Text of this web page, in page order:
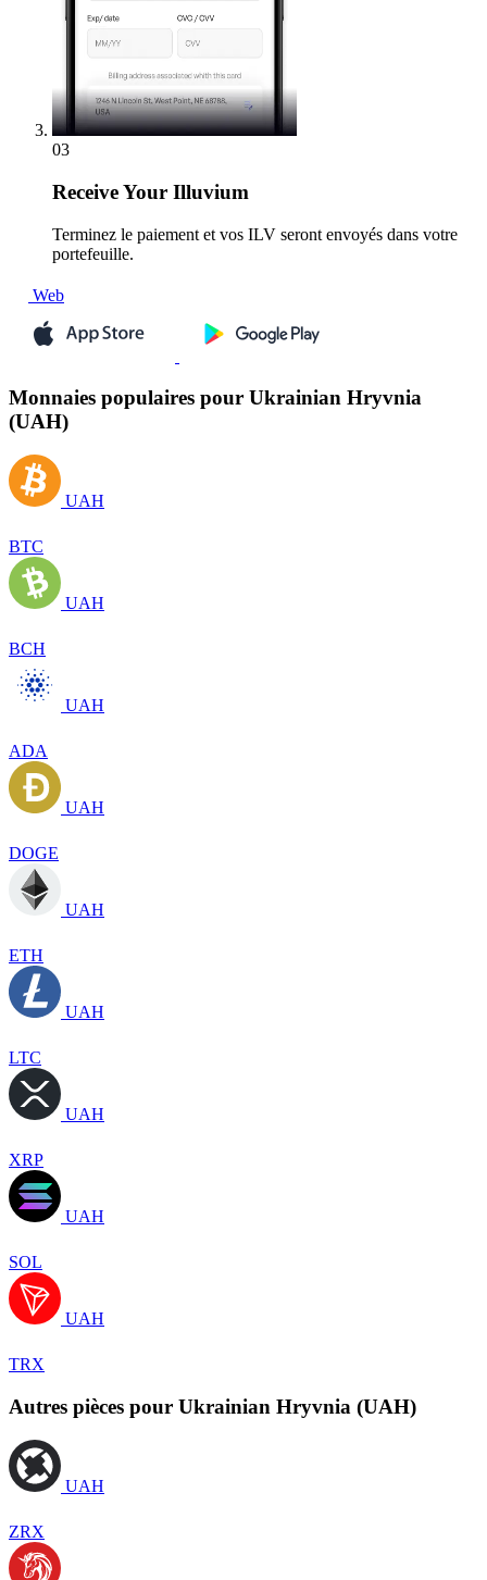
03
ReceiveYour Illuvium
Terminez le paiement et vos ILV seront envoyés dans votre
portefeuille.
Web
Monnaies populaires pour Ukrainian Hryvnia
(UAH)
UAH
BTC
UAH
BCH
UAH
ADA
UAH
DOGE
UAH
ETH
UAH
LTC
UAH
XRP
UAH
SOL
UAH
TRX
Autres pièces pour Ukrainian Hryvnia (UAH)
UAH
ZRX